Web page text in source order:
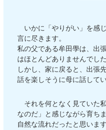
いかに「やりがい」を感
言に尽きます。
私の父である牟田學は、出
はほとんどありませんでした
しかし、家に戻ると、出張
話を楽しそうに母に話してい
それを何となく見ていた
なのだ」と感じながら育ちま
自然な流れだったと思います